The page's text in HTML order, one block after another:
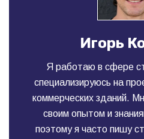
Игорь
Я работаю в сфере
специализируюсь на
коммерческих зданий.
своим опытом и
поэтому я часто пишу